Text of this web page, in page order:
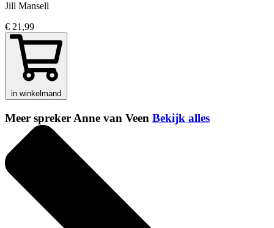
Jill Mansell
€ 21,99
in winkelmand
Meer spreker Anne van Veen Bekijk alles